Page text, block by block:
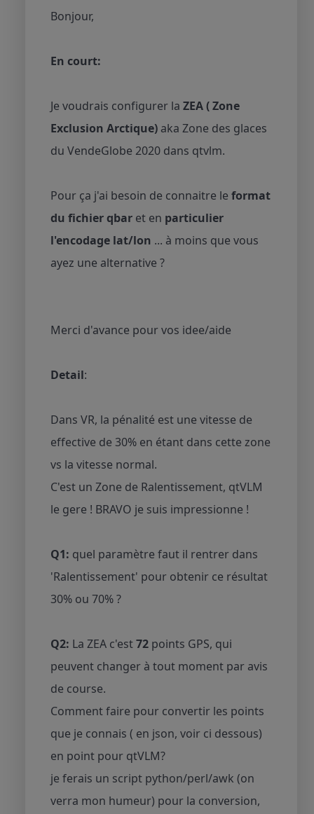
Bonjour,
En court:
Je voudrais configurer la ZEA ( Zone
Exclusion Arctique) aka Zone des glaces
du VendeGlobe 2020 dans qtvlm.
Pour ça j'ai besoin de connaitre le format
du fichier qbar et en particulier
l'encodage lat/lon ... à moins que vous
ayez une alternative ?
Merci d'avance pour vos idee/aide
Detail:
Dans VR, la pénalité est une vitesse de
effective de 30% en étant dans cette zone
vs la vitesse normal.
C'est un Zone de Ralentissement, qtVLM
le gere ! BRAVO je suis impressionne !
Q1: quel paramètre faut il rentrer dans
'Ralentissement' pour obtenir ce résultat
30% ou 70% ?
Q2: La ZEA c'est72 points GPS, qui
peuvent changer à tout moment par avis
de course.
Comment faire pour convertir les points
que je connais ( en json, voir ci dessous)
en point pour qtVLM?
je ferais un script python/perl/awk (on
verra mon humeur) pour la conversion,